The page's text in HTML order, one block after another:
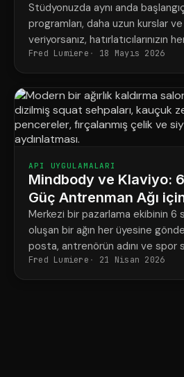
Net Program
Stüdyonuzda aynı anda
programları, daha uzun kurslar
veriyorsanız, hatırlatıcılarınızın
gerçekten ne için rezervasyon
şekilde ayarlanması şu şekildedir.
Fred Lumiere 18 Mayıs 2026
API UYGULAMALARI
Mindbody ve Klaviyo:
Güç Antrenman Ağı
Başına Pazarlama
Merkezi bir pazarlama ekibinin 6
oluşan bir ağın her üyesine
posta, antrenörün adını ve spor
çoğu zaman yanlış yazıyor.
Fred Lumiere 21 Nisan 2026